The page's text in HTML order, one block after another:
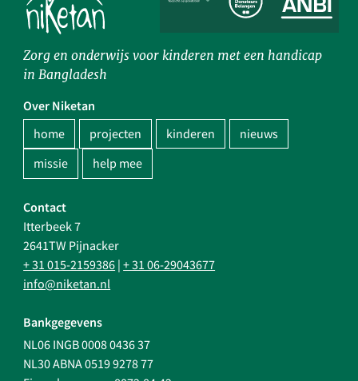
Zorg en onderwijs voor kinderen met een handicap
in Bangladesh
Over Niketan
home projecten kinderen
nieuws
missie
help mee
Contact
Itterbeek 7
2641TW Pijnacker
+ 31 015-2159386 |+ 31 06-29043677
info@niketan.nl
Bankgegevens
NL06 INGB 0008 0436 37
NL30 ABNA 0519 9278 77